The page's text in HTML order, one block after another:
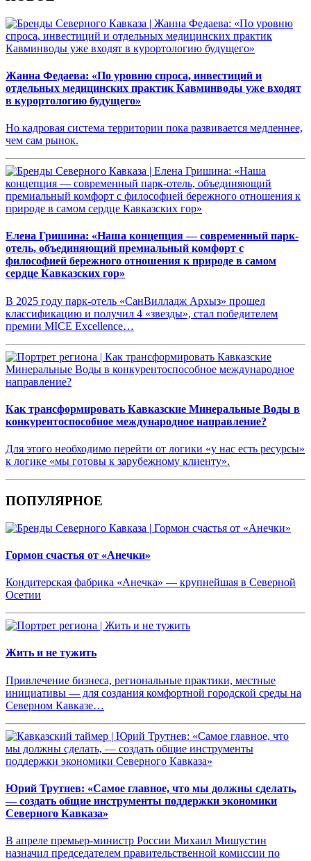
Жанна Федаева: «По уровню спроса, инвестиций и
отдельных медицинских практик Кавминводы уже входят
в курортологию будущего»
Но кадровая система территории пока развивается медленнее,
чем сам рынок.
Елена Гришина: «Наша концепция — современный парк-
отель, объединяющий премиальный комфорт с
философией бережного отношения к природе в самом
сердце Кавказских гор»
В 2025 году парк-отель «СанВилладж Архыз» прошел
классификацию и получил 4 «звезды», стал победителем
премии MICE Excellence…
Как трансформировать Кавказские Минеральные Воды в
конкурентоспособное международное направление?
Для этого необходимо перейти от логики «у нас есть ресурсы»
к логике «мы готовы к зарубежному клиенту».
ПОПУЛЯРНОЕ
Гормон счастья от «Анечки»
Кондитерская фабрика «Анечка» — крупнейшая в Северной
Осетии
Жить и не тужить
Привлечение бизнеса, региональные практики, местные
инициативы — для создания комфортной городской среды на
Северном Кавказе…
Юрий Трутнев: «Самое главное, что мы должны сделать,
— создать общие инструменты поддержки экономики
Северного Кавказа»
В апреле премьер-министр России Михаил Мишустин
назначил председателем правительственной комиссии по